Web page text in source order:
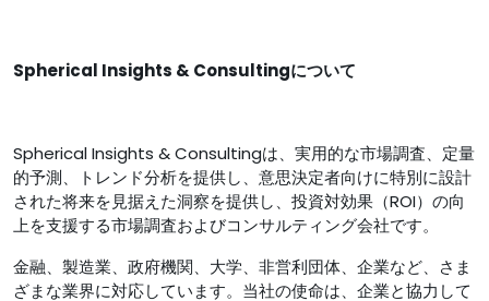
Spherical Insights & Consultingについて
Spherical Insights & Consultingは、実用的な市場調査、定量
的予測、トレンド分析を提供し、意思決定者向けに特別に設計
された将来を見据えた洞察を提供し、投資対効果（ROI）の向
上を支援する市場調査およびコンサルティング会社です。
金融、製造業、政府機関、大学、非営利団体、企業など、さま
ざまな業界に対応しています。当社の使命は、企業と協力して